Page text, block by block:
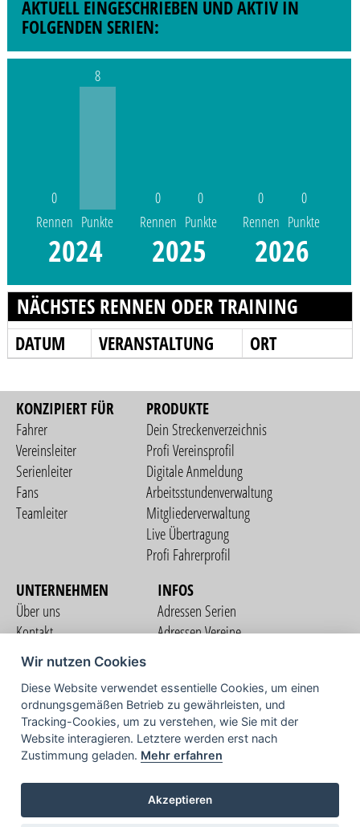
AKTUELL EINGESCHRIEBEN UND AKTIV IN
FOLGENDEN SERIEN:
0
Rennen
8
Punkte
2024
0
Rennen
0
Punkte
2025
0
Rennen
0
Punkte
2026
NÄCHSTES RENNEN ODER TRAINING
DATUM VERANSTALTUNG ORT
KONZIPIERT FÜR
Fahrer
Vereinsleiter
Serienleiter
Fans
Teamleiter
PRODUKTE
Dein Streckenverzeichnis
Profi Vereinsprofil
Digitale Anmeldung
Arbeitsstundenverwaltung
Mitgliederverwaltung
Live Übertragung
Profi Fahrerprofil
UNTERNEHMEN
Über uns
Kontakt
Nutzungsbedingungen
Datenschutzerklärung
Impressum
INFOS
Adressen Serien
Adressen Vereine
COMMUNITY
TV
Wir nutzen Cookies
Diese Website verwendet essentielle Cookies, um einen
ordnungsgemäßen Betrieb zu gewährleisten, und
Tracking-Cookies, um zu verstehen, wie Sie mit der
Website interagieren. Letztere werden erst nach
Zustimmung geladen. Mehr erfahren
Akzeptieren